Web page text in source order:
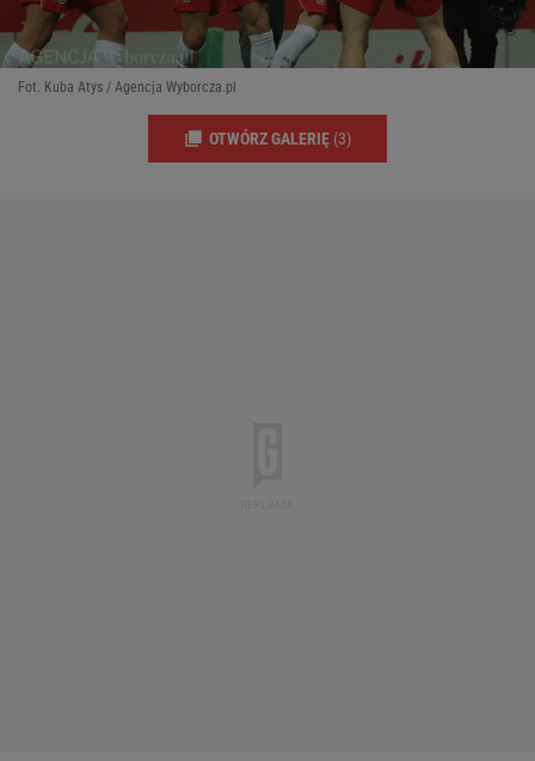
Fot. Kuba Atys / Agencja Wyborcza.pl
OTWÓRZ GALERIĘ (3)